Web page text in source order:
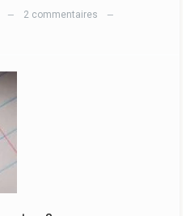
— 2 commentaires —